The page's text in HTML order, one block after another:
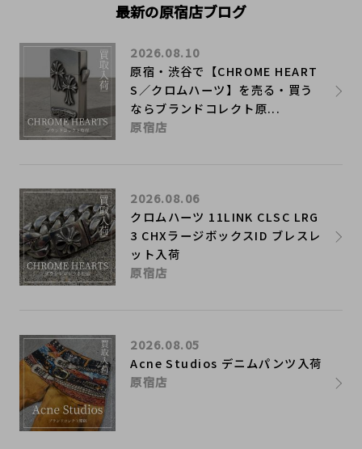
最新の原宿店ブログ
原宿・渋谷で【CHROME HEART
S／クロムハーツ】を売る・買う
ならブランドコレクト原...
2026.08.10
原宿店
クロムハーツ 11LINK CLSC LRG
3 CHXラージボックスID ブレスレ
ット入荷
2026.08.06
原宿店
Acne Studios デニムパンツ入荷
2026.08.05
原宿店